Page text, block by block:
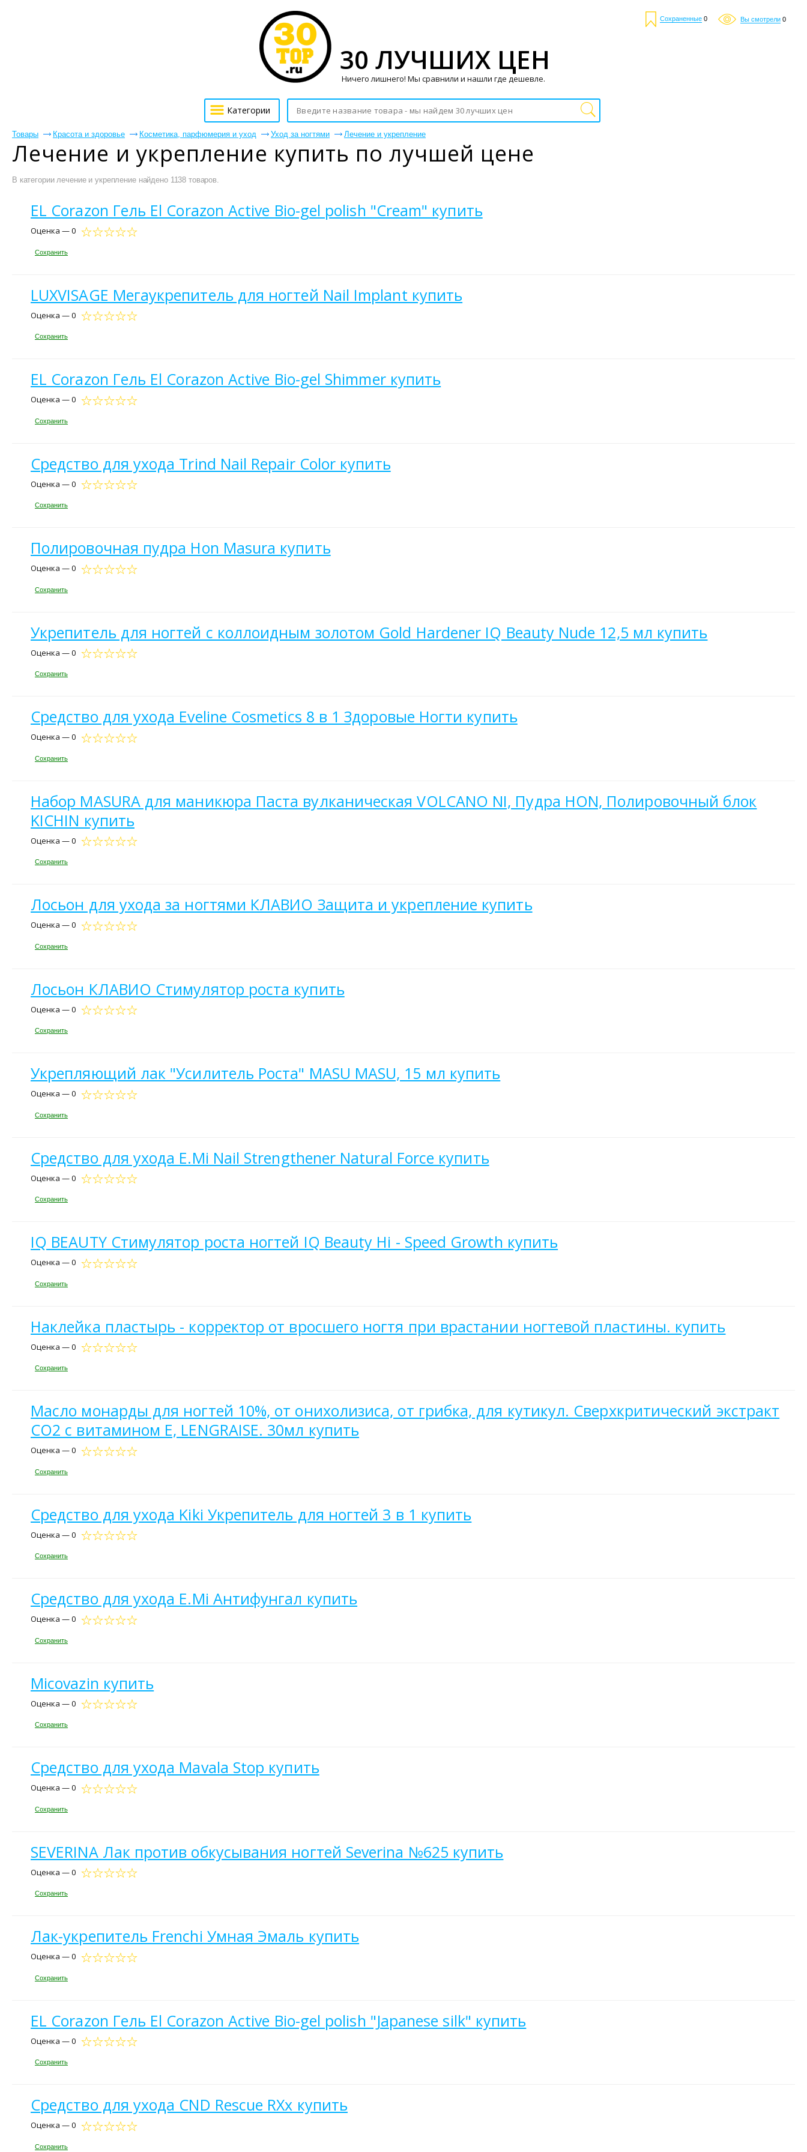
Сохраненные 0 Вы смотрели 0
Товары Красота и здоровье Косметика, парфюмерия и уход Уход за ногтями Лечение и укрепление
Лечение и укрепление купить по лучшей цене
В категории лечение и укрепление найдено 1138 товаров.
EL Corazon Гель El Corazon Active Bio-gel polish "Cream" купить
Оценка — 0
Сохранить
LUXVISAGE Мегаукрепитель для ногтей Nail Implant купить
Оценка — 0
Сохранить
EL Corazon Гель El Corazon Active Bio-gel Shimmer купить
Оценка — 0
Сохранить
Средство для ухода Trind Nail Repair Color купить
Оценка — 0
Сохранить
Полировочная пудра Hon Masura купить
Оценка — 0
Сохранить
Укрепитель для ногтей с коллоидным золотом Gold Hardener IQ Beauty Nude 12,5 мл купить
Оценка — 0
Сохранить
Средство для ухода Eveline Cosmetics 8 в 1 Здоровые Ногти купить
Оценка — 0
Сохранить
Набор MASURA для маникюра Паста вулканическая VOLCANO NI, Пудра HON, Полировочный блок
KICHIN купить
Оценка — 0
Сохранить
Лосьон для ухода за ногтями КЛАВИО Защита и укрепление купить
Оценка — 0
Сохранить
Лосьон КЛАВИО Стимулятор роста купить
Оценка — 0
Сохранить
Укрепляющий лак "Усилитель Роста" MASU MASU, 15 мл купить
Оценка — 0
Сохранить
Средство для ухода E.Mi Nail Strengthener Natural Force купить
Оценка — 0
Сохранить
IQ BEAUTY Стимулятор роста ногтей IQ Beauty Hi - Speed Growth купить
Оценка — 0
Сохранить
Наклейка пластырь - корректор от вросшего ногтя при врастании ногтевой пластины. купить
Оценка — 0
Сохранить
Масло монарды для ногтей 10%, от онихолизиса, от грибка, для кутикул. Сверхкритический экстракт
СО2 с витамином Е, LENGRAISE. 30мл купить
Оценка — 0
Сохранить
Средство для ухода Kiki Укрепитель для ногтей 3 в 1 купить
Оценка — 0
Сохранить
Средство для ухода E.Mi Антифунгал купить
Оценка — 0
Сохранить
Micovazin купить
Оценка — 0
Сохранить
Средство для ухода Mavala Stop купить
Оценка — 0
Сохранить
SEVERINA Лак против обкусывания ногтей Severina №625 купить
Оценка — 0
Сохранить
Лак-укрепитель Frenchi Умная Эмаль купить
Оценка — 0
Сохранить
EL Corazon Гель El Corazon Active Bio-gel polish "Japanese silk" купить
Оценка — 0
Сохранить
Средство для ухода CND Rescue RXx купить
Оценка — 0
Сохранить
30 ЛУЧШИХ ЦЕН
Ничего лишнего! Мы сравнили и нашли где дешевле.
Категории